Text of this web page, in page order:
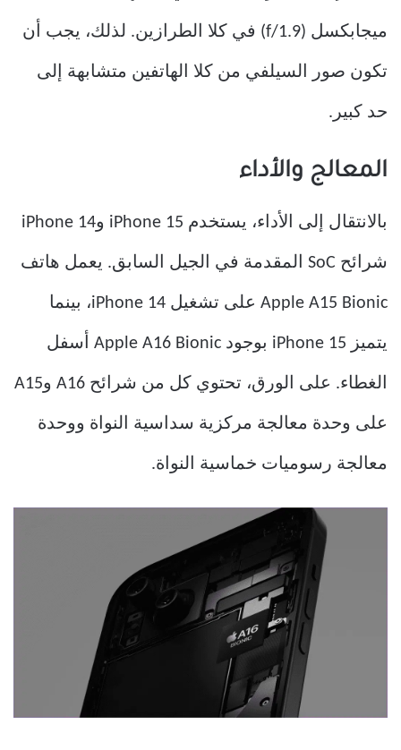
ميجابكسل (f/1.9) في كلا الطرازين. لذلك، يجب أن
تكون صور السيلفي من كلا الهاتفين متشابهة إلى
حد كبير.
المعالج والأداء
بالانتقال إلى الأداء، يستخدم iPhone 15 وiPhone 14
شرائح SoC المقدمة في الجيل السابق. يعمل هاتف
Apple A15 Bionic على تشغيل iPhone 14، بينما
يتميز iPhone 15 بوجود Apple A16 Bionic أسفل
الغطاء. على الورق، تحتوي كل من شرائح A16 وA15
على وحدة معالجة مركزية سداسية النواة ووحدة
معالجة رسوميات خماسية النواة.